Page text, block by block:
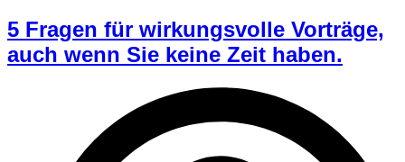
5 Fragen für wirkungsvolle Vorträge,
auch wenn Sie keine Zeit haben.